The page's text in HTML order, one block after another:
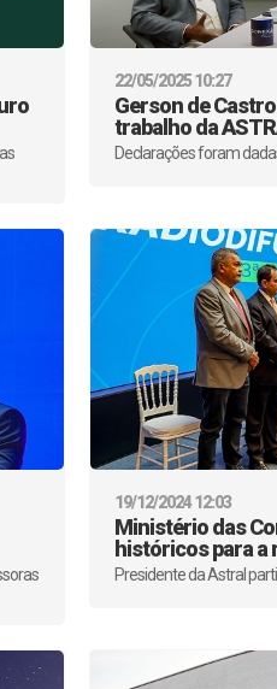
22/05/2025 10:27
Gerson de
trabalho da
Declarações foram
19/12/2024 12:03
Ministério das
históricos para
Presidente da Astral